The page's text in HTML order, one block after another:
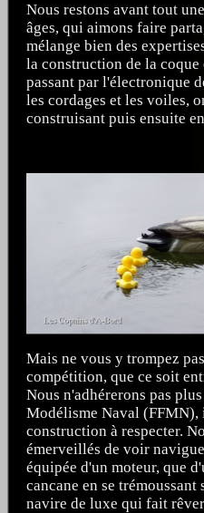
Nous restons avant tout
âges, qui aimons faire
mélange bien des
la construction de la coque
passant par l'électronique
les cordages et les voiles,
construisant puis ensuite
Mais ne vous y trompez
compétition, que ce soit
Nous n'adhérerons pas
Modélisme Naval (FFMN),
construction à respecter.
émerveillés de voir
équipée d'un moteur, que
cancane en se
navire de luxe qui fait